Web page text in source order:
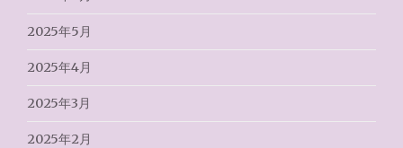
2025年5月
2025年4月
2025年3月
2025年2月